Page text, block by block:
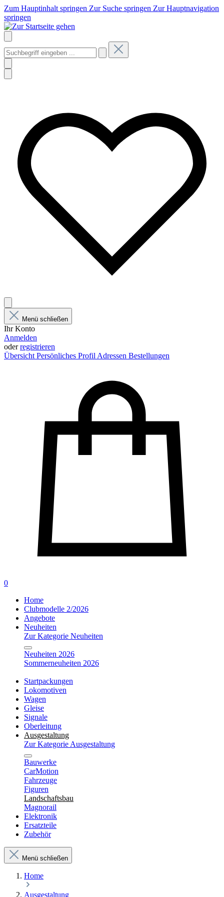
Zum Hauptinhalt springen Zur Suche springen Zur Hauptnavigation
springen
Menü schließen
Ihr Konto
Anmelden
oderregistrieren
Übersicht Persönliches Profil Adressen Bestellungen
0
Home
Clubmodelle 2/2026
Angebote
Neuheiten
Zur Kategorie Neuheiten
Neuheiten 2026
Sommerneuheiten 2026
Startpackungen
Lokomotiven
Wagen
Gleise
Signale
Oberleitung
Ausgestaltung
Zur Kategorie Ausgestaltung
Bauwerke
CarMotion
Fahrzeuge
Figuren
Landschaftsbau
Magnorail
Elektronik
Ersatzteile
Zubehör
Menü schließen
Home
Ausgestaltung